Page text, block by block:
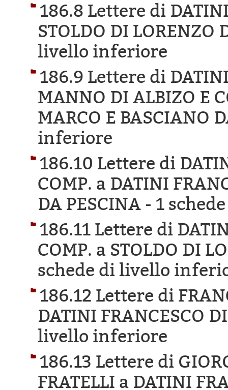
186.8 Lettere di
STOLDO DI LORENZO
livello inferiore
186.9 Lettere di
MANNO DI ALBIZO E
MARCO E BASCIANO
inferiore
186.10 Lettere di
COMP. a DATINI
DA PESCINA - 1
186.11 Lettere di
COMP. a STOLDO DI
schede di livello
186.12 Lettere di
DATINI FRANCESCO
livello inferiore
186.13 Lettere di
FRATELLI a DATINI